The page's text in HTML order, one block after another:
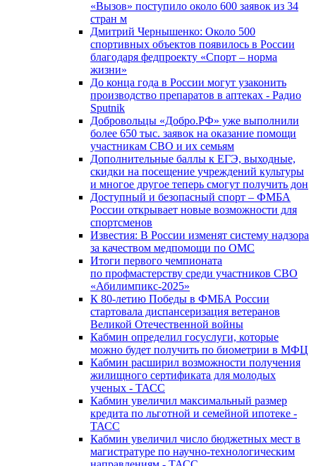
«Вызов» поступило около 600 заявок из 34
стран м
Дмитрий Чернышенко: Около 500
спортивных объектов появилось в России
благодаря федпроекту «Спорт – норма
жизни»
До конца года в России могут узаконить
производство препаратов в аптеках - Радио
Sputnik
Добровольцы «Добро.РФ» уже выполнили
более 650 тыс. заявок на оказание помощи
участникам СВО и их семьям
Дополнительные баллы к ЕГЭ, выходные,
скидки на посещение учреждений культуры
и многое другое теперь смогут получить дон
Доступный и безопасный спорт – ФМБА
России открывает новые возможности для
спортсменов
Известия: В России изменят систему надзора
за качеством медпомощи по ОМС
Итоги первого чемпионата
по профмастерству среди участников СВО
«Абилимпикс-2025»
К 80-летию Победы в ФМБА России
стартовала диспансеризация ветеранов
Великой Отечественной войны
Кабмин определил госуслуги, которые
можно будет получить по биометрии в МФЦ
Кабмин расширил возможности получения
жилищного сертификата для молодых
ученых - ТАСС
Кабмин увеличил максимальный размер
кредита по льготной и семейной ипотеке -
ТАСС
Кабмин увеличил число бюджетных мест в
магистратуре по научно-технологическим